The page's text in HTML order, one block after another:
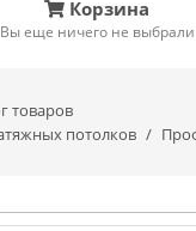
Корзина
Вы еще ничего не выбрали
товаров
потолков